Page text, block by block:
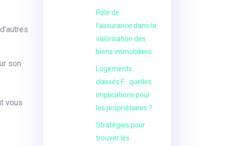
son
vous
Rôle de
l’assurance dans la
valorisation des
biens immobiliers
Logements
classés F : quelles
implications pour
les propriétaires ?
Stratégies pour
trouver les